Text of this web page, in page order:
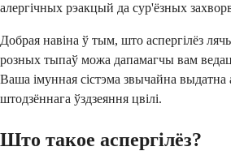
алергічных рэакцый да сур'ёзных
Добрая навіна ў тым, што аспергілёз
розных тыпаў можа дапамагчы вам
Ваша імунная сістэма звычайна выдатна
штодзённага ўздзеяння цвілі.
Што такое аспергілёз?